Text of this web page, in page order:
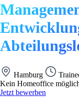
Hamburg
Kein Homeoffice
Jetzt bewerben